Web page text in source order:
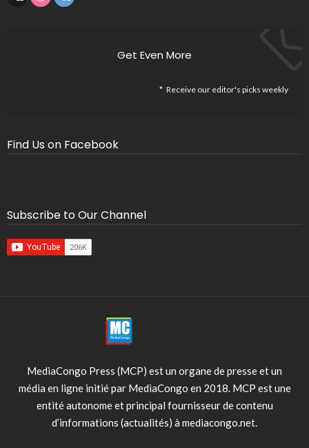
Get Even More
Receive our editor's picks weekly
Find Us on Facebook
Subscribe to Our Channel
MediaCongo Press (MCP) est un organe de presse et un
média en ligne initié par MediaCongo en 2018. MCP est une
entité autonome et principal fournisseur de contenu
d’informations (actualités) à mediacongo.net.